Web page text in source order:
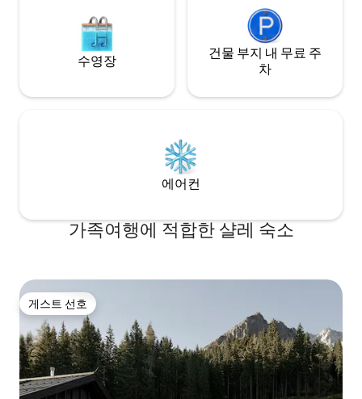
수영장
건물 부지 내 무료 주
차
에어컨
가족여행에 적합한 샬레 숙소
게스트 선호
게스트 선호